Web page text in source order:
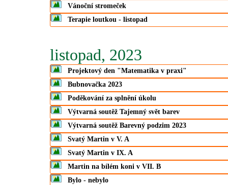
Vánoční stromeček
Terapie loutkou - listopad
listopad, 2023
Projektový den "Matematika v praxi"
Bubnovačka 2023
Poděkování za splnění úkolu
Výtvarná soutěž Tajemný svět barev
Výtvarná soutěž Barevný podzim 2023
Svatý Martin v V. A
Svatý Martin v IX. A
Martin na bílém koni v VII. B
Bylo - nebylo